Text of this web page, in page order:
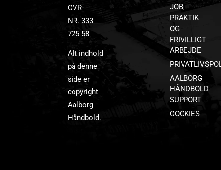
CVR-
NR. 333
725 58
Alt indhold
på denne
side er
copyright
Aalborg
Håndbold.
JOB,
PRAKTIK
OG
FRIVILLIGT
ARBEJDE
AALBORG
HÅNDBOLD
SUPPORT
COOKIES